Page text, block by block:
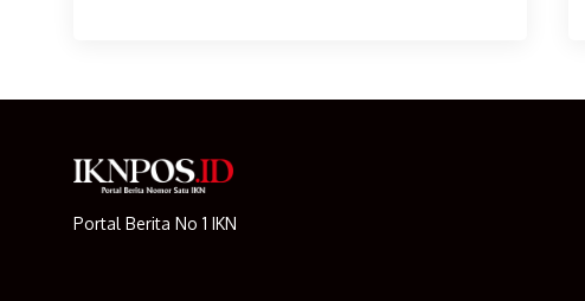
Portal Berita No 1 IKN